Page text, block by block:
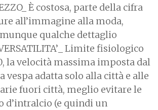
È costosa, parte della cifra
all’immagine alla moda,
qualche dettaglio
Limite fisiologico
la velocità massima imposta dal
vespa adatta solo alla città e alle
fuori città, meglio evitare le
d’intralcio (e quindi un